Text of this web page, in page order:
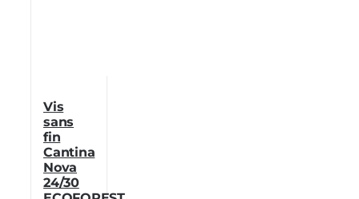
Vis
sans
fin
Cantina
Nova
24/30